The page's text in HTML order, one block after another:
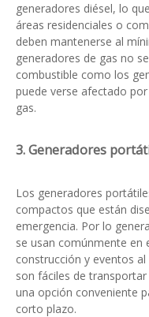
generadores diésel, lo
áreas residenciales o
deben mantenerse al
generadores de gas no
combustible como los
puede verse afectado
gas.
3. Generadores
Los generadores
compactos que están
emergencia. Por lo
se usan comúnmente en
construcción y eventos
son fáciles de
una opción conveniente
corto plazo.